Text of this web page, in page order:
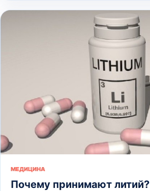
МЕДИЦИНА
Почему принимают литий?